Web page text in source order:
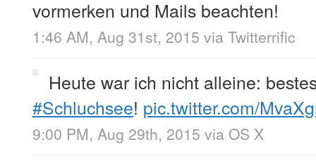
vormerken und Mails beachten!
1:46 AM, Aug 31st, 2015 via Twitterrific
Heute war ich nicht alleine:
#Schluchsee! pic.twitter.com/
9:00 PM, Aug 29th, 2015 via OS X